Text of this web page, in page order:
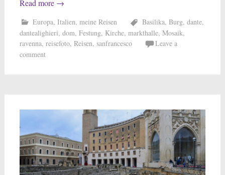
Read more →
Europa, Italien, meine Reisen Basilika, Burg, dante,
dantealighieri, dom, Festung, Kirche, markthalle, Mosaik,
ravenna, reisefoto, Reisen, sanfrancesco
Leave a
comment